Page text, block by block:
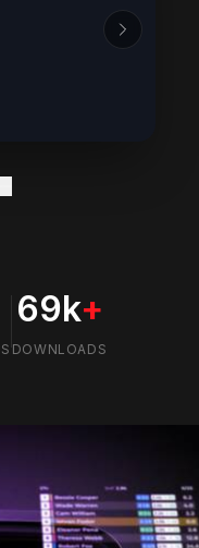
69k+
DOWNLOADS